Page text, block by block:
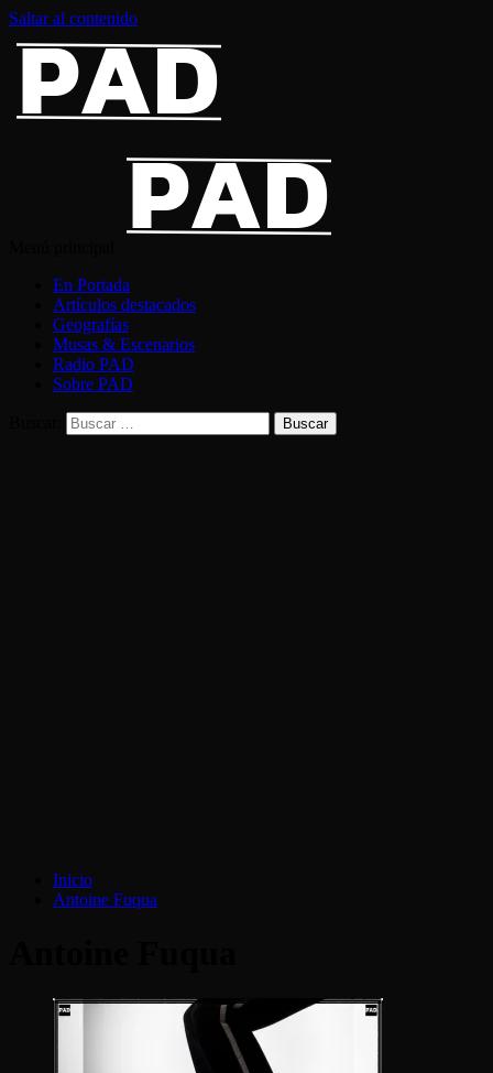
Saltar al contenido
En Portada
Artículos destacados
Geografías
Musas & Escenarios
Radio PAD
Sobre PAD
Inicio
Antoine Fuqua